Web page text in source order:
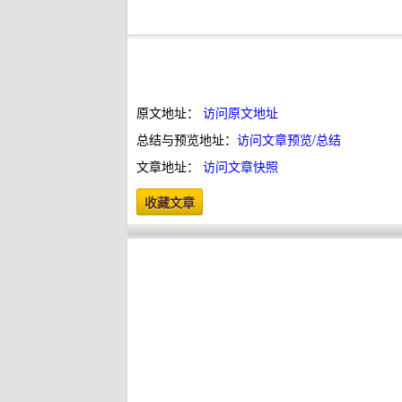
原文地址： 访问原文地址
总结与预览地址： 访问文章预览/总结
文章地址： 访问文章快照